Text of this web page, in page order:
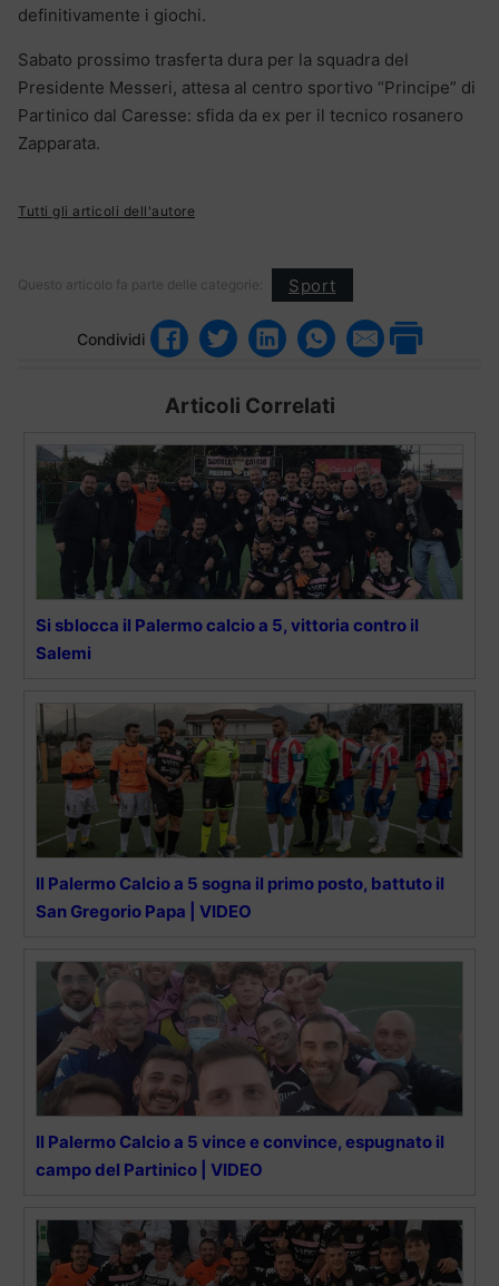
definitivamente i giochi.
Sabato prossimo trasferta dura per la squadra del
Presidente Messeri, attesa al centro sportivo “Principe” di
Partinico dal Caresse: sfida da ex per il tecnico rosanero
Zapparata.
Tutti gli articoli dell'autore
Questo articolo fa parte delle categorie: Sport
Condividi
Articoli Correlati
Si sblocca il Palermo calcio a 5, vittoria contro il
Salemi
Il Palermo Calcio a 5 sogna il primo posto, battuto il
San Gregorio Papa | VIDEO
Il Palermo Calcio a 5 vince e convince, espugnato il
campo del Partinico | VIDEO